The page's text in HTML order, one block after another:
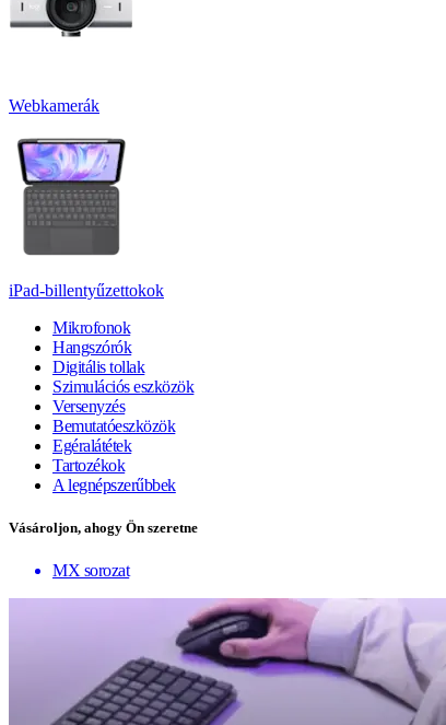
Webkamerák
iPad-billentyűzettokok
Mikrofonok
Hangszórók
Digitális tollak
Szimulációs eszközök
Versenyzés
Bemutatóeszközök
Egéralátétek
Tartozékok
A legnépszerűbbek
Vásároljon, ahogy Ön szeretne
MX sorozat